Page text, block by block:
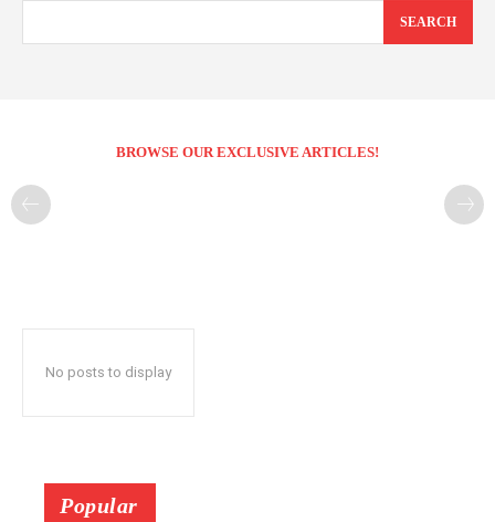
SEARCH
BROWSE OUR EXCLUSIVE ARTICLES!
No posts to display
Popular